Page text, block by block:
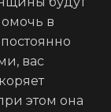
в
вас
этом она